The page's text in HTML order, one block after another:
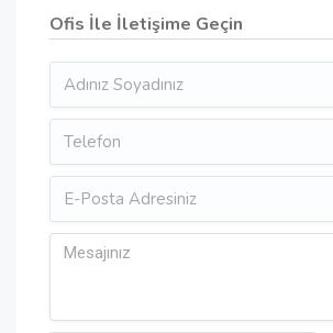
Ofis İle İletişime Geçin